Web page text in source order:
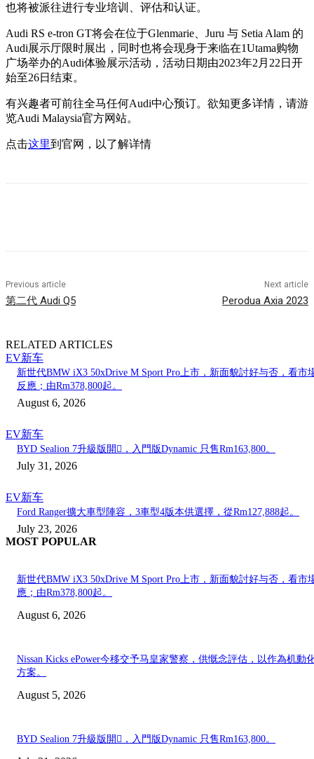
也将被派往进行专业培训、评估和认证。
Audi RS e-tron GT将会在位于Glenmarie、Juru 与 Setia Alam 的
Audi展示厅限时展出，同时也将会现身于来临在1Utama购物
广场举办的Audi体验展示活动，活动日期由2023年2月22日开
始至26日结束。
有兴趣者可前往全马任何Audi中心预订。欲知更多详情，请游
览Audi Malaysia官方网站。
点击这里到官网，以了解详情
Previous article
第二代 Audi Q5
Next article
Perodua Axia 2023
RELATED ARTICLES
EV新车
新世代BMW iX3 50xDrive M Sport Pro上市，新面貌討好与否，看市
反應；由Rm378,800起。
August 6, 2026
EV新车
BYD Sealion 7升級版開𧷗，入門版Dynamic 只售Rm163,800。
July 31, 2026
EV新车
Ford Ranger擴大車型陣容，3車型4版本供選擇，從Rm127,888起。
July 23, 2026
MOST POPULAR
新世代BMW iX3 50xDrive M Sport Pro上市，新面貌討好与否，看市
應；由Rm378,800起。
August 6, 2026
Nissan Kicks ePower今移交予马皇家警察，供慨念評估，以作為机動
方案。
August 5, 2026
BYD Sealion 7升級版開𧷗，入門版Dynamic 只售Rm163,800。